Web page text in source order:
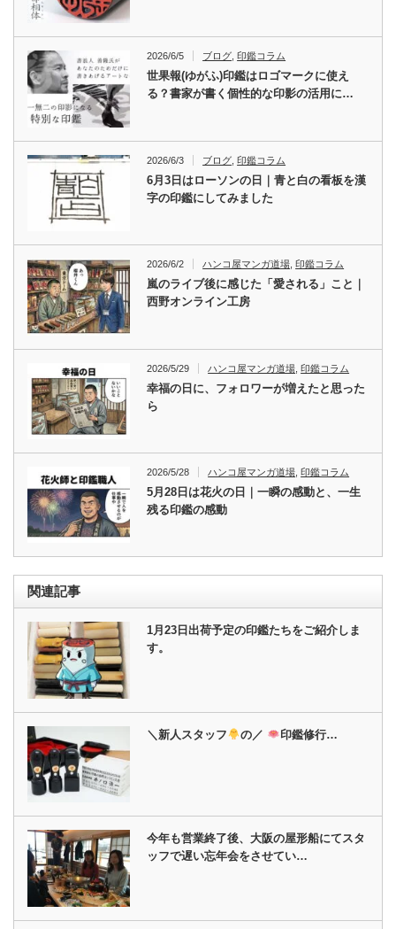
2026/6/5 ブログ ,印鑑コラム
世果報(ゆがふ)印鑑はロゴマークに使え
る？書家が書く個性的な印影の活用に…
2026/6/3 ブログ ,印鑑コラム
6月3日はローソンの日｜青と白の看板を漢
字の印鑑にしてみました
2026/6/2 ハンコ屋マンガ道場 ,印鑑コラム
嵐のライブ後に感じた「愛される」こと｜
西野オンライン工房
2026/5/29 ハンコ屋マンガ道場 ,印鑑コラム
幸福の日に、フォロワーが増えたと思った
ら
2026/5/28 ハンコ屋マンガ道場 ,印鑑コラム
5月28日は花火の日｜一瞬の感動と、一生
残る印鑑の感動
関連記事
1月23日出荷予定の印鑑たちをご紹介しま
す。
＼新人スタッフ の／ 印鑑修行…
今年も営業終了後、大阪の屋形船にてスタ
ッフで遅い忘年会をさせてい…